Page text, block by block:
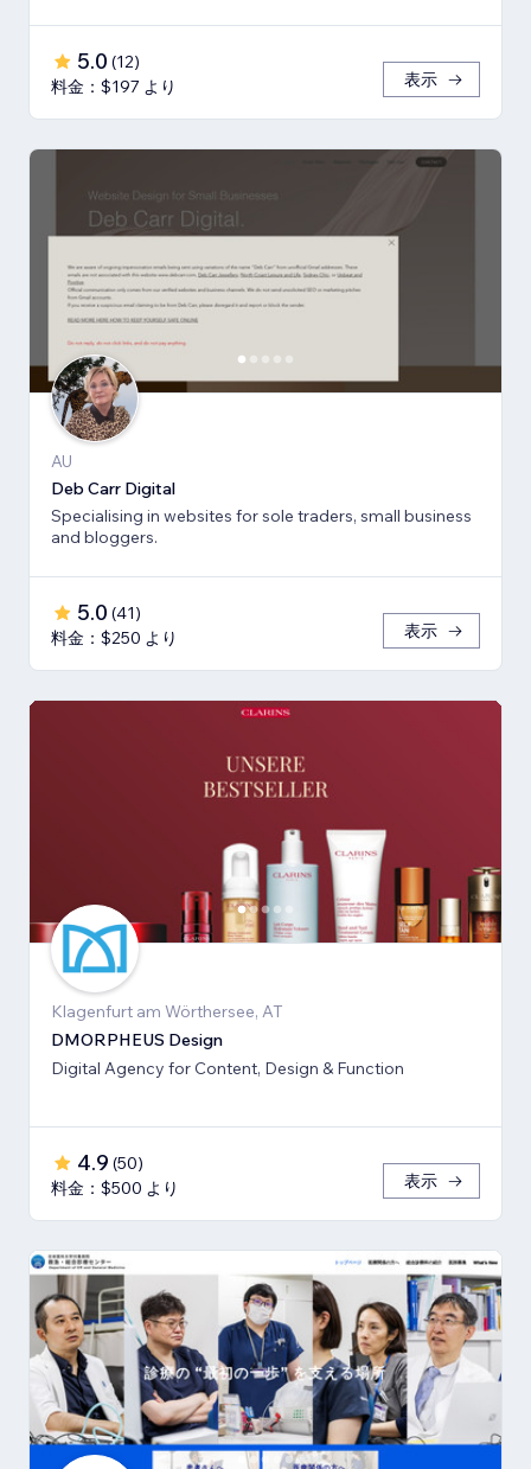
5.0 (12)
料金：$197 より
表示
AU
Deb Carr Digital
Specialising in websites for sole traders, small business
and bloggers.
5.0 (41)
料金：$250 より
表示
Klagenfurt am Wörthersee, AT
DMORPHEUS Design
Digital Agency for Content, Design & Function
4.9 (50)
料金：$500 より
表示